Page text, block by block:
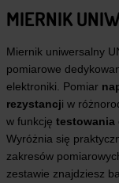
MIERNIK
Miernik uniwersalny
pomiarowe
elektroniki. Pomiar
rezystancji w
w funkcję testowania
Wyróżnia się
zakresów
zestawie znajdziesz